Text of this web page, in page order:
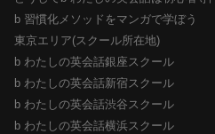
b 習慣化メソッドをマンガで学ぼう
東京エリア(スクール所在地)
b わたしの英会話銀座スクール
b わたしの英会話新宿スクール
b わたしの英会話渋谷スクール
b わたしの英会話横浜スクール